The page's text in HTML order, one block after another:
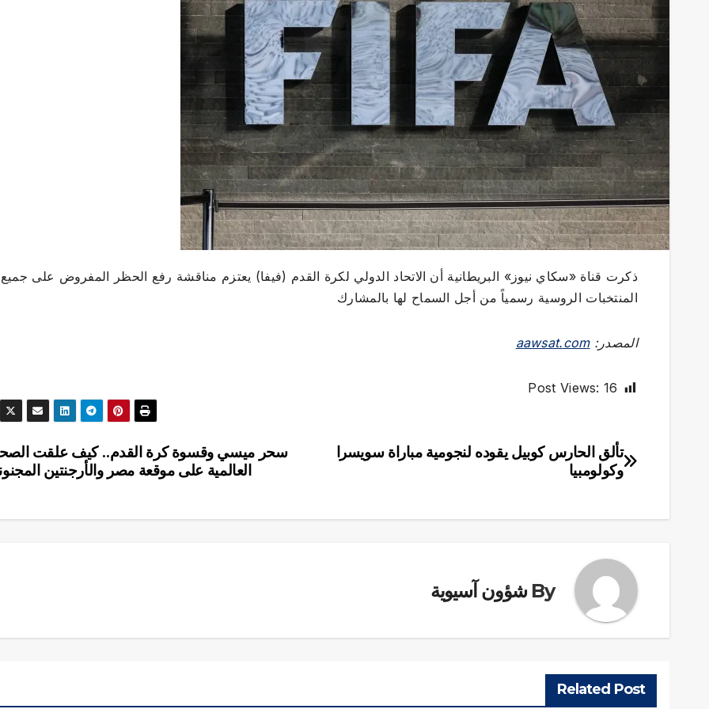
ذكرت قناة «سكاي نيوز» البريطانية أن الاتحاد الدولي لكرة القدم (فيفا) يعتزم مناقشة رفع الحظر المفروض على جميع
المنتخبات الروسية رسمياً من أجل السماح لها بالمشارك
المصدر:aawsat.com
Post Views: 16
تصفّح
سحر ميسي وقسوة كرة القدم.. كيف علقت
العالمية على موقعة مصر والأرجنتين
تألق الحارس كوبيل يقوده لنجومية مباراة سويسرا
وكولومبيا
By شؤون آسيوية
Related Post